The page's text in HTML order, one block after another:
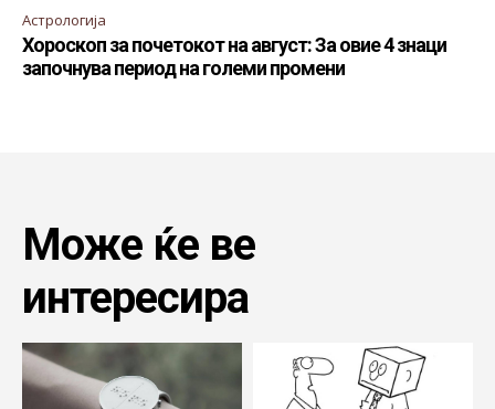
Астрологија
Хороскоп за почетокот на август: За овие 4 знаци
започнува период на големи промени
Може ќе ве
интересира